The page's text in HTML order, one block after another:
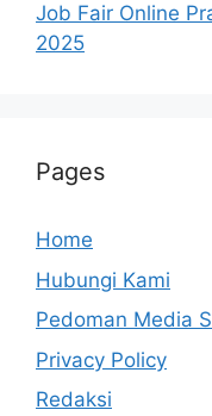
Job Fair Online
2025
Pages
Home
Hubungi Kami
Pedoman Media
Privacy Policy
Redaksi